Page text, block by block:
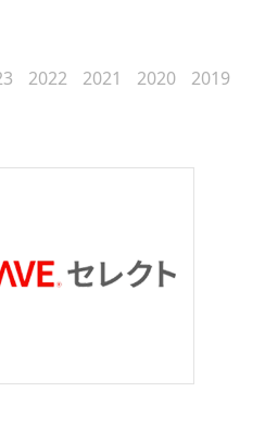
2022 2021 2020
2019